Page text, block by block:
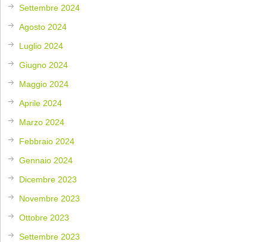
Settembre 2024
Agosto 2024
Luglio 2024
Giugno 2024
Maggio 2024
Aprile 2024
Marzo 2024
Febbraio 2024
Gennaio 2024
Dicembre 2023
Novembre 2023
Ottobre 2023
Settembre 2023